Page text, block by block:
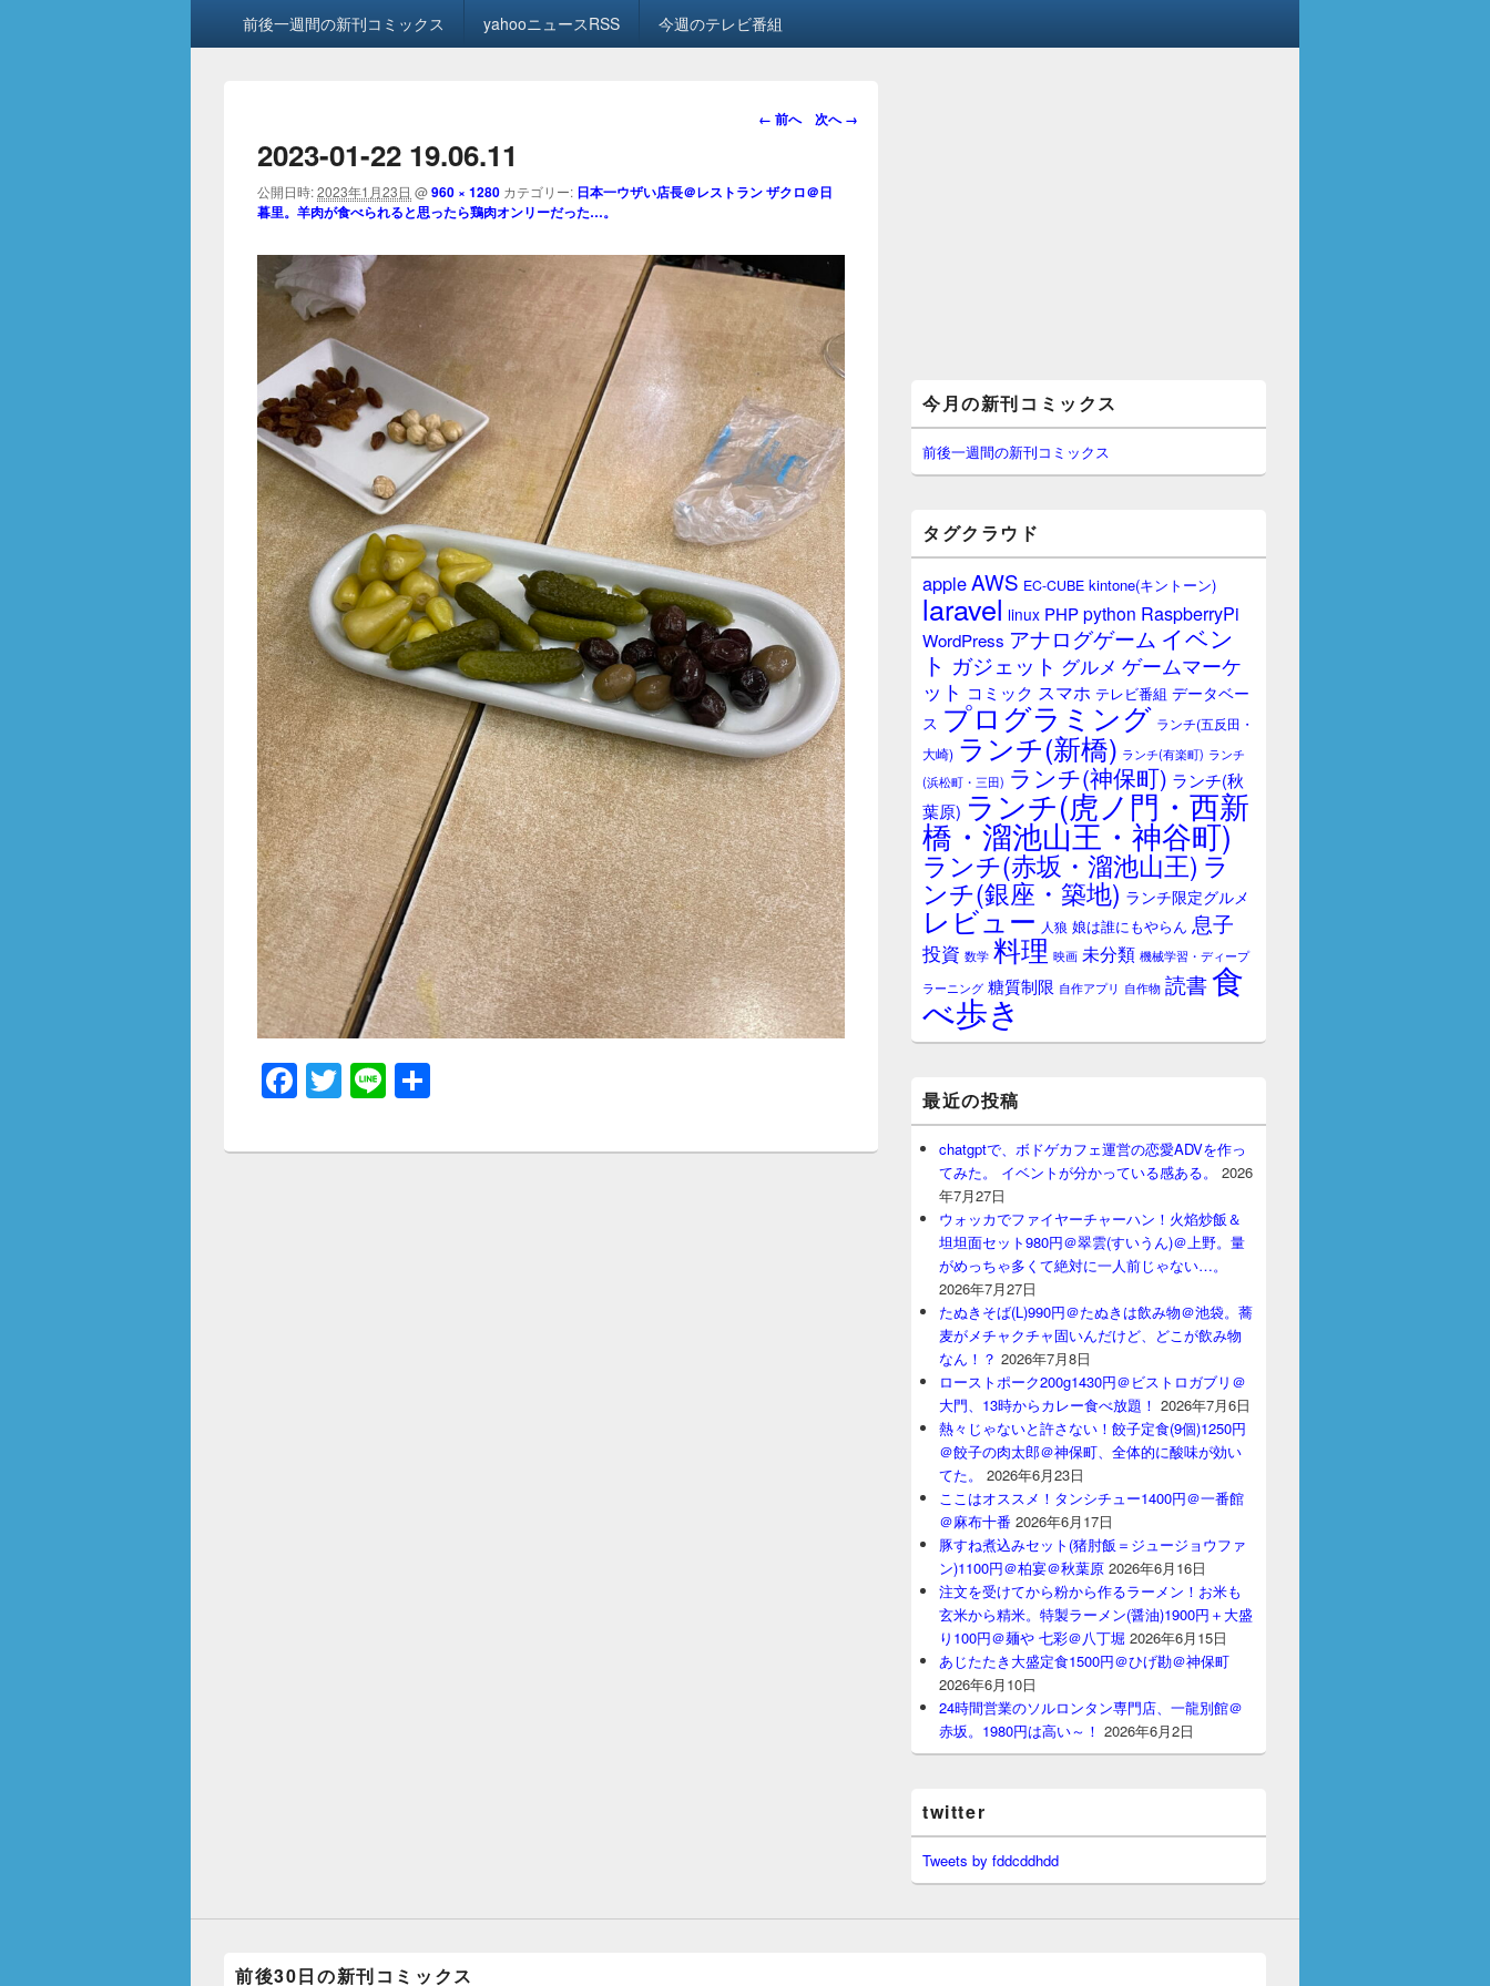
前後一週間の新刊コミックス yahooニュースRSS 今週のテレビ番組
画
ビ
シ
ョ
ン
← 前へ 次へ →
2023-01-22 19.06.11
公開日時:2023年1月23日 @960 × 1280 カテゴリー: 日本一ウザい店長＠レストラン ザクロ＠日
暮里。羊肉が食べられると思ったら鶏肉オンリーだった…。
F
c
T
tt
Li
e
イ
ン
サ
イ
ー
ジ
ッ
ト
今月の新刊コミックス
前後一週間の新刊コミックス
タグクラウド
appleAWS EC-CUBE kintone(キントーン)
laravel linux PHPpython RaspberryPi
WordPress アナログゲーム イベン
ト ガジェット グルメ ゲームマーケ
ット コミック スマホ テレビ番組 データベー
ス プログラミング ランチ(五反田・
大崎) ランチ(新橋) ランチ(有楽町) ランチ
(浜松町・三田) ランチ(神保町) ランチ(秋
葉原) ランチ(虎ノ門・西新
橋・溜池山王・神谷町)
ランチ(赤坂・溜池山王) ラ
ンチ(銀座・築地) ランチ限定グルメ
レビュー 人狼 娘は誰にもやらん 息子
投資 数学 料理 映画 未分類 機械学習・ディープ
ラーニング 糖質制限 自作アプリ 自作物 読書食
べ歩き
最近の投稿
chatgptで、ボドゲカフェ運営の恋愛ADVを作っ
てみた。 イベントが分かっている感ある。
2026
年7月27日
ウォッカでファイヤーチャーハン！火焰炒飯＆
坦坦面セット980円＠翠雲(すいうん)＠上野。量
がめっちゃ多くて絶対に一人前じゃない…。
2026年7月27日
たぬきそば(L)990円＠たぬきは飲み物＠池袋。蕎
麦がメチャクチャ固いんだけど、どこが飲み物
なん！？ 2026年7月8日
ローストポーク200g1430円＠ビストロガブリ＠
大門、13時からカレー食べ放題！ 2026年7月6日
熱々じゃないと許さない！餃子定食(9個)1250円
＠餃子の肉太郎＠神保町、全体的に酸味が効い
てた。
2026年6月23日
ここはオススメ！タンシチュー1400円＠一番館
＠麻布十番 2026年6月17日
豚すね煮込みセット(猪肘飯＝ジュージョウファ
ン)1100円＠柏宴＠秋葉原 2026年6月16日
注文を受けてから粉から作るラーメン！お米も
玄米から精米。特製ラーメン(醤油)1900円＋大盛
り100円＠麺や 七彩＠八丁堀 2026年6月15日
あじたたき大盛定食1500円＠ひげ勘＠神保町
2026年6月10日
24時間営業のソルロンタン専門店、一龍別館＠
赤坂。1980円は高い～！ 2026年6月2日
twitter
Tweets by fddcddhdd
前後30日の新刊コミックス